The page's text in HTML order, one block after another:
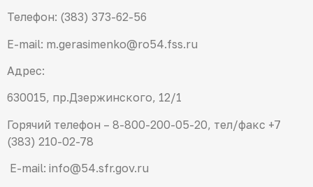
Телефон: (383) 373-62-56
E-mail: m.gerasimenko@ro54.fss.ru
Адрес:
630015, пр.Дзержинского, 12/1
Горячий телефон – 8-800-200-05-20, тел/факс +7
(383) 210-02-78
Е-mail: info@54.sfr.gov.ru